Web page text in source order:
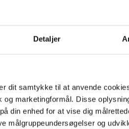
Detaljer
dit samtykke til at anvende
marketingformål. Disse
din enhed for at vise dig
målgruppeundersøgelser og
jomfruolivenolie til
du